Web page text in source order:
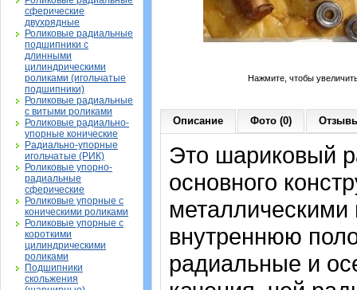
сферические
двухрядные
Роликовые радиальные
подшипники с
длинными
цилиндрическими
роликами (игольчатые
подшипники)
Роликовые радиальные
с витыми роликами
Роликовые радиально-
упорные конические
Радиально-упорные
игольчатые (РИК)
Роликовые упорно-
радиальные
сферические
Роликовые упорные с
коническими роликами
Роликовые упорные с
короткими
цилиндрическими
роликами
Подшипники
скольжения
Нажмите, чтобы
Описание Фото (0)
Это шариковый
основного
внутреннюю
радиальные и